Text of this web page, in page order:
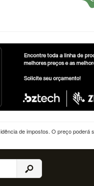
de impostos. O preço poderá